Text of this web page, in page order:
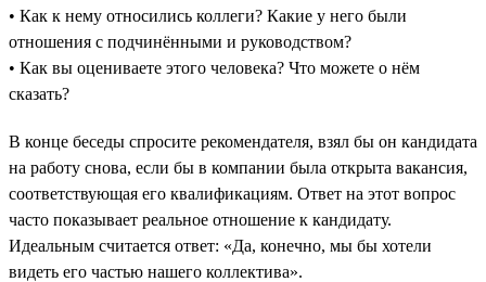
• Как к нему относились коллеги? Какие у него были
отношения с подчинёнными и руководством?
• Как вы оцениваете этого человека? Что можете о нём
сказать?
В конце беседы спросите рекомендателя, взял бы он кандидата
на работу снова, если бы в компании была открыта вакансия,
соответствующая его квалификациям. Ответ на этот вопрос
часто показывает реальное отношение к кандидату.
Идеальным считается ответ: «Да, конечно, мы бы хотели
видеть его частью нашего коллектива».